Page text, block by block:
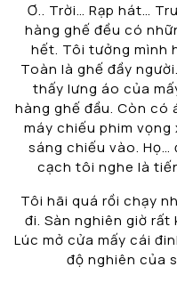
Ơ.. Trời… Rạp hát…
hàng ghế đều có
hết. Tôi tưởng mình
Toàn là ghế đầy
thấy lưng áo của
hàng ghế đầu. Còn có
máy chiếu phim vọng
sáng chiếu vào.
cạch tôi nghe là
Tôi hãi quá rồi chạy
đi. Sàn nghiên giờ
Lúc mở cửa mấy cái
độ nghiên của